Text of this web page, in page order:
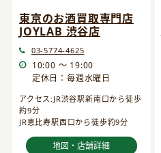
東京のお酒買取専門店
JOYLAB 渋谷店
03-5774-4625
10:00 ～ 19:00
定休日：毎週水曜日
アクセス:JR渋谷駅新南口から徒歩
約9分
JR恵比寿駅西口から徒歩約9分
地図・店舗詳細